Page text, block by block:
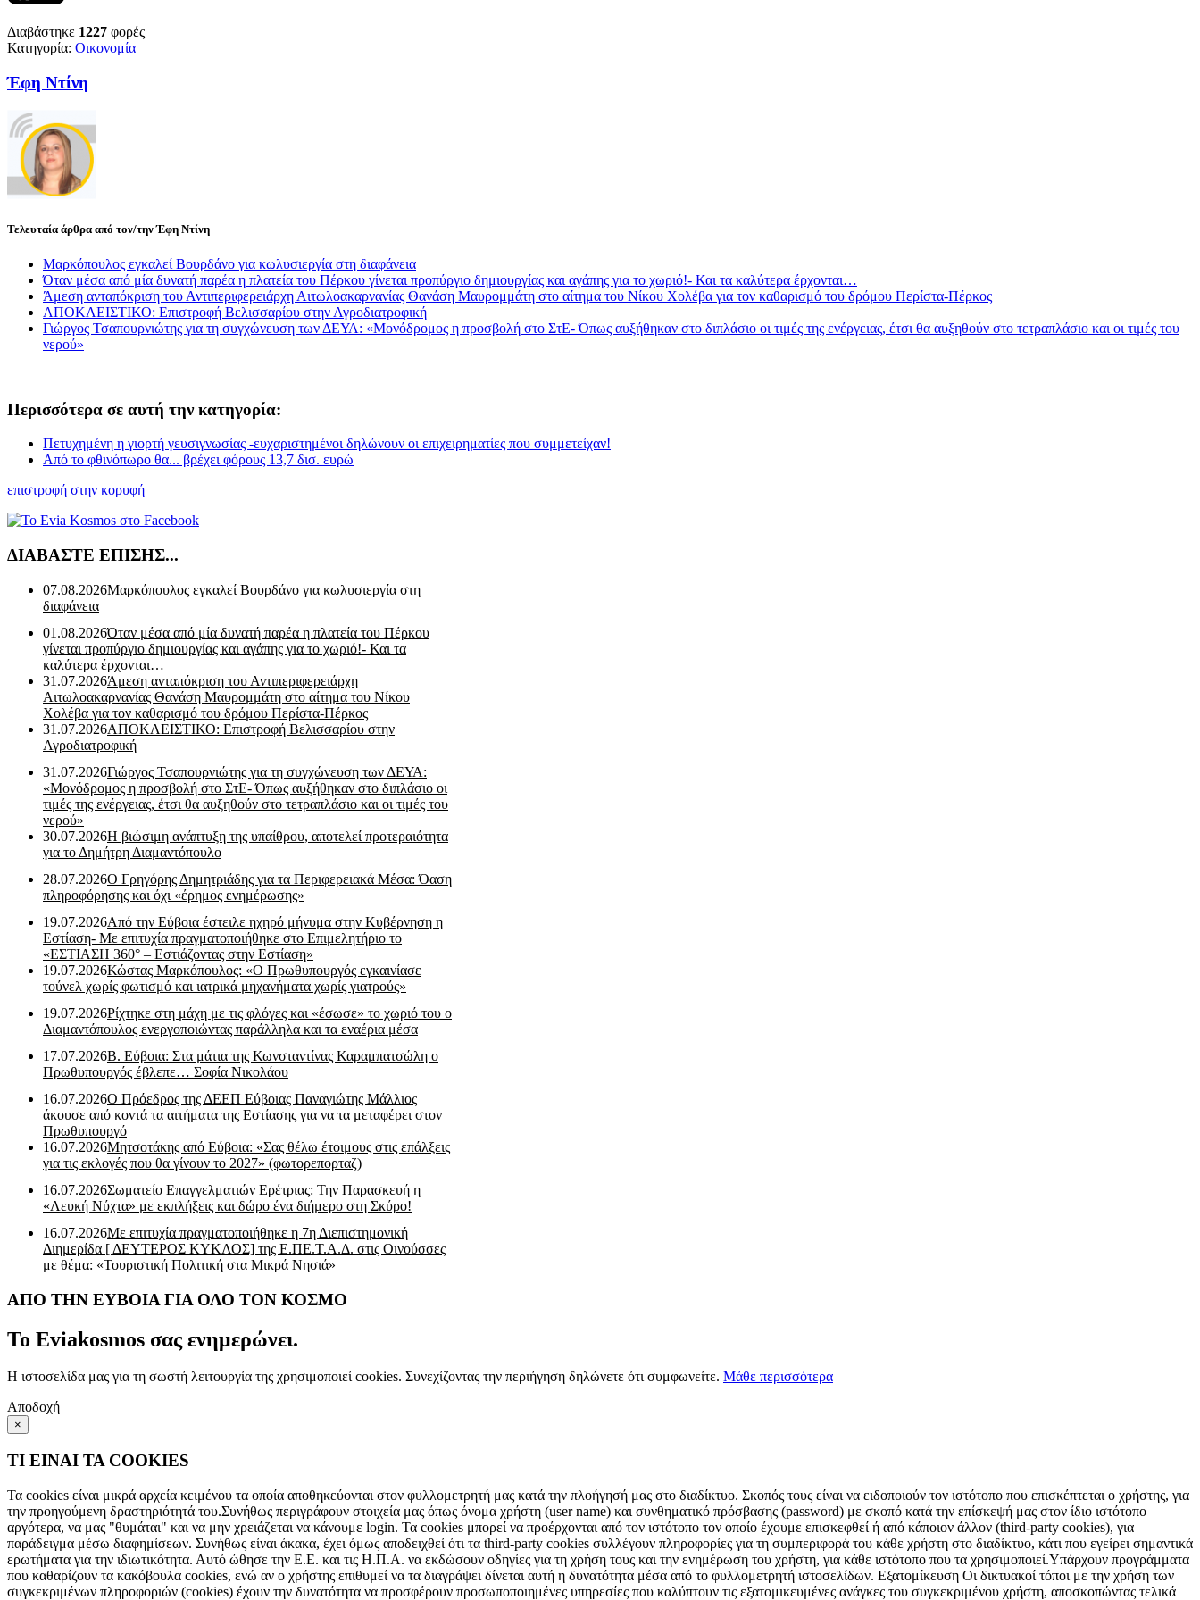
Διαβάστηκε 1227 φορές
Κατηγορία: Οικονομία
Έφη Ντίνη
Τελευταία άρθρα από τον/την Έφη Ντίνη
Μαρκόπουλος εγκαλεί Βουρδάνο για κωλυσιεργία στη διαφάνεια
Όταν μέσα από μία δυνατή παρέα η πλατεία του Πέρκου γίνεται προπύργιο δημιουργίας και αγάπης για το χωριό!- Και τα καλύτερα έρχονται…
Άμεση ανταπόκριση του Αντιπεριφερειάρχη Αιτωλοακαρνανίας Θανάση Μαυρομμάτη στο αίτημα του Νίκου Χολέβα για τον καθαρισμό του δρόμου Περίστα-Πέρκος
ΑΠΟΚΛΕΙΣΤΙΚΟ: Επιστροφή Βελισσαρίου στην Αγροδιατροφική
Γιώργος Τσαπουρνιώτης για τη συγχώνευση των ΔΕΥΑ: «Μονόδρομος η προσβολή στο ΣτΕ- Όπως αυξήθηκαν στο διπλάσιο οι τιμές της ενέργειας, έτσι θα αυξηθούν στο τετραπλάσιο και οι τιμές του
νερού»
Περισσότερα σε αυτή την κατηγορία:
Πετυχημένη η γιορτή γευσιγνωσίας -ευχαριστημένοι δηλώνουν οι επιχειρηματίες που συμμετείχαν!
Από το φθινόπωρο θα... βρέχει φόρους 13,7 δισ. ευρώ
επιστροφή στην κορυφή
ΔΙΑΒΑΣΤΕ ΕΠΙΣΗΣ...
07.08.2026Μαρκόπουλος εγκαλεί Βουρδάνο για κωλυσιεργία στη
διαφάνεια
01.08.2026Όταν μέσα από μία δυνατή παρέα η πλατεία του Πέρκου
γίνεται προπύργιο δημιουργίας και αγάπης για το χωριό!- Και τα
καλύτερα έρχονται…
31.07.2026Άμεση ανταπόκριση του Αντιπεριφερειάρχη
Αιτωλοακαρνανίας Θανάση Μαυρομμάτη στο αίτημα του Νίκου
Χολέβα για τον καθαρισμό του δρόμου Περίστα-Πέρκος
31.07.2026ΑΠΟΚΛΕΙΣΤΙΚΟ: Επιστροφή Βελισσαρίου στην
Αγροδιατροφική
31.07.2026Γιώργος Τσαπουρνιώτης για τη συγχώνευση των ΔΕΥΑ:
«Μονόδρομος η προσβολή στο ΣτΕ- Όπως αυξήθηκαν στο διπλάσιο οι
τιμές της ενέργειας, έτσι θα αυξηθούν στο τετραπλάσιο και οι τιμές του
νερού»
30.07.2026Η βιώσιμη ανάπτυξη της υπαίθρου, αποτελεί προτεραιότητα
για το Δημήτρη Διαμαντόπουλο
28.07.2026Ο Γρηγόρης Δημητριάδης για τα Περιφερειακά Μέσα: Όαση
πληροφόρησης και όχι «έρημος ενημέρωσης»
19.07.2026Από την Εύβοια έστειλε ηχηρό μήνυμα στην Κυβέρνηση η
Εστίαση- Με επιτυχία πραγματοποιήθηκε στο Επιμελητήριο το
«ΕΣΤΙΑΣΗ 360° – Εστιάζοντας στην Εστίαση»
19.07.2026Κώστας Μαρκόπουλος: «Ο Πρωθυπουργός εγκαινίασε
τούνελ χωρίς φωτισμό και ιατρικά μηχανήματα χωρίς γιατρούς»
19.07.2026Ρίχτηκε στη μάχη με τις φλόγες και «έσωσε» το χωριό του ο
Διαμαντόπουλος ενεργοποιώντας παράλληλα και τα εναέρια μέσα
17.07.2026Β. Εύβοια: Στα μάτια της Κωνσταντίνας Καραμπατσώλη ο
Πρωθυπουργός έβλεπε… Σοφία Νικολάου
16.07.2026Ο Πρόεδρος της ΔΕΕΠ Εύβοιας Παναγιώτης Μάλλιος
άκουσε από κοντά τα αιτήματα της Εστίασης για να τα μεταφέρει στον
Πρωθυπουργό
16.07.2026Μητσοτάκης από Εύβοια: «Σας θέλω έτοιμους στις επάλξεις
για τις εκλογές που θα γίνουν το 2027» (φωτορεπορταζ)
16.07.2026Σωματείο Επαγγελματιών Ερέτριας: Την Παρασκευή η
«Λευκή Νύχτα» με εκπλήξεις και δώρο ένα διήμερο στη Σκύρο!
16.07.2026Με επιτυχία πραγματοποιήθηκε η 7η Διεπιστημονική
Διημερίδα [ ΔEYΤΕΡΟΣ ΚΥΚΛΟΣ] της Ε.ΠΕ.Τ.Α.Δ. στις Οινούσσες
με θέμα: «Τουριστική Πολιτική στα Μικρά Νησιά»
ΑΠΟ ΤΗΝ ΕΥΒΟΙΑ ΓΙΑ ΟΛΟ ΤΟΝ ΚΟΣΜΟ
Το Eviakosmos σας ενημερώνει.
Η ιστοσελίδα μας για τη σωστή λειτουργία της χρησιμοποιεί cookies. Συνεχίζοντας την περιήγηση δηλώνετε ότι συμφωνείτε. Μάθε περισσότερα
Αποδοχή
×
ΤΙ ΕΙΝΑΙ ΤΑ COOKIES
Τα cookies είναι μικρά αρχεία κειμένου τα οποία αποθηκεύονται στον φυλλομετρητή μας κατά την πλοήγησή μας στο διαδίκτυο. Σκοπός τους είναι να ειδοποιούν τον ιστότοπο που επισκέπτεται ο χρήστης, για
την προηγούμενη δραστηριότητά του.Συνήθως περιγράφουν στοιχεία μας όπως όνομα χρήστη (user name) και συνθηματικό πρόσβασης (password) με σκοπό κατά την επίσκεψή μας στον ίδιο ιστότοπο
αργότερα, να μας "θυμάται" και να μην χρειάζεται να κάνουμε login. Τα cookies μπορεί να προέρχονται από τον ιστότοπο τον οποίο έχουμε επισκεφθεί ή από κάποιον άλλον (third-party cookies), για
παράδειγμα μέσω διαφημίσεων. Συνήθως είναι άκακα, έχει όμως αποδειχθεί ότι τα third-party cookies συλλέγουν πληροφορίες για τη συμπεριφορά του κάθε χρήστη στο διαδίκτυο, κάτι που εγείρει σημαντικά
ερωτήματα για την ιδιωτικότητα. Αυτό ώθησε την Ε.Ε. και τις Η.Π.Α. να εκδώσουν οδηγίες για τη χρήση τους και την ενημέρωση του χρήστη, για κάθε ιστότοπο που τα χρησιμοποιεί.Υπάρχουν προγράμματα
που καθαρίζουν τα κακόβουλα cookies, ενώ αν ο χρήστης επιθυμεί να τα διαγράψει δίνεται αυτή η δυνατότητα μέσα από το φυλλομετρητή ιστοσελίδων. Εξατομίκευση Οι δικτυακοί τόποι με την χρήση των
συγκεκριμένων πληροφοριών (cookies) έχουν την δυνατότητα να προσφέρουν προσωποποιημένες υπηρεσίες που καλύπτουν τις εξατομικευμένες ανάγκες του συγκεκριμένου χρήστη, αποσκοπώντας τελικά